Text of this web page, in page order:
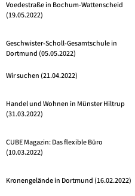
Voedestraße in Bochum-Wattenscheid
(19.05.2022)
Geschwister-Scholl-Gesamtschule in
Dortmund (05.05.2022)
Wir suchen (21.04.2022)
Handel und Wohnen in Münster Hiltrup
(31.03.2022)
CUBE Magazin: Das flexible Büro
(10.03.2022)
Kronengelände in Dortmund (16.02.2022)